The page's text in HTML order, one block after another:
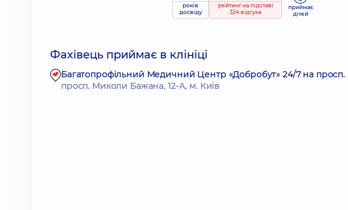
років
досвіду
рейтингна підставі
324 відгука
приймає
дітей
Фахівець приймає в клініці
Багатопрофільний Медичний Центр «Добробут» 24/7 на
просп. Миколи Бажана, 12-А, м. Київ